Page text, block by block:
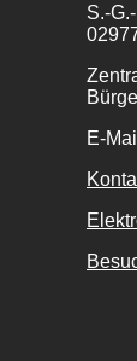
S.-
E-